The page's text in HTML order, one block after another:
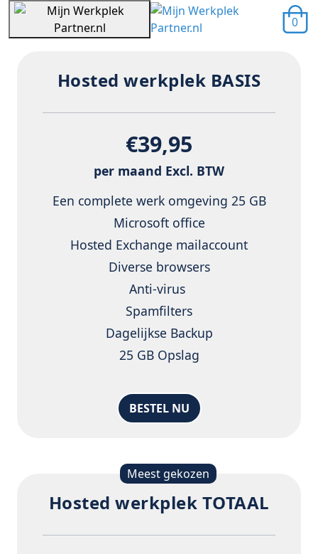
0
Hosted werkplek BASIS
€39,95
per maand Excl. BTW
Een complete werk omgeving 25 GB
Microsoft office
Hosted Exchange mailaccount
Diverse browsers
Anti-virus
Spamfilters
Dagelijkse Backup
25 GB Opslag
BESTEL NU
Meest gekozen
Hosted werkplek TOTAAL